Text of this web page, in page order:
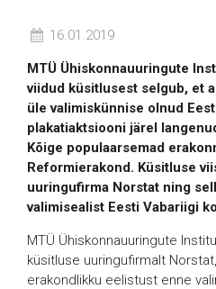
16.01.2019
MTÜ Ühiskonnauuringute
viidud küsitlusest selgub, et
üle valimiskünnise olnud
plakatiaktsiooni järel
Kõige populaarsemad
Reformierakond. Küsitluse
uuringufirma Norstat ning
valimisealist Eesti Vabariigi
MTÜ Ühiskonnauuringute
küsitluse uuringufirmalt
erakondlikku eelistust enne